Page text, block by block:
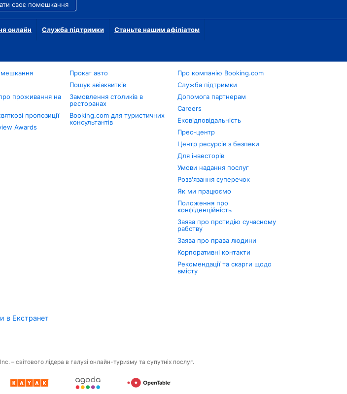
своє помешкання
онлайн Служба підтримки Станьте нашим афіліатом
проживання на
пропозиції
Awards
Прокат авто
Пошук авіаквитків
Замовлення столиків в
ресторанах
Booking.com для туристичних
консультантів
Про компанію Booking.com
Служба підтримки
Допомога партнерам
Careers
Ековідповідальність
Прес-центр
Центр ресурсів з безпеки
Для інвесторів
Умови надання послуг
Розв'язання суперечок
Як ми працюємо
Положення про
конфіденційність
Заява про протидію сучасному
рабству
Заява про права людини
Корпоративні контакти
Рекомендації та скарги щодо
вмісту
в Екстранет
– світового лідера в галузі онлайн-туризму та супутніх послуг.